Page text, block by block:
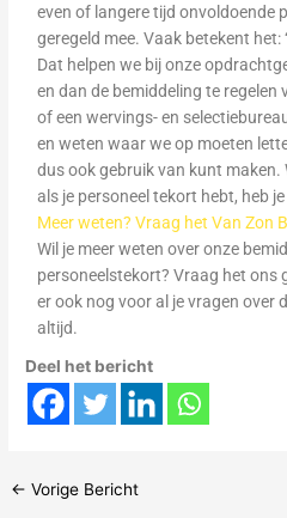
even of langere tijd onvoldoende
geregeld mee. Vaak betekent het:
Dat helpen we bij onze
en dan de bemiddeling te
of een wervings- en
en weten waar we op moeten
dus ook gebruik van kunt maken.
als je personeel tekort hebt, heb
Meer weten? Vraag het Van Zon
Wil je meer weten over onze
personeelstekort? Vraag het ons
er ook nog voor al je vragen over
altijd.
Deel het bericht
← Vorige Bericht